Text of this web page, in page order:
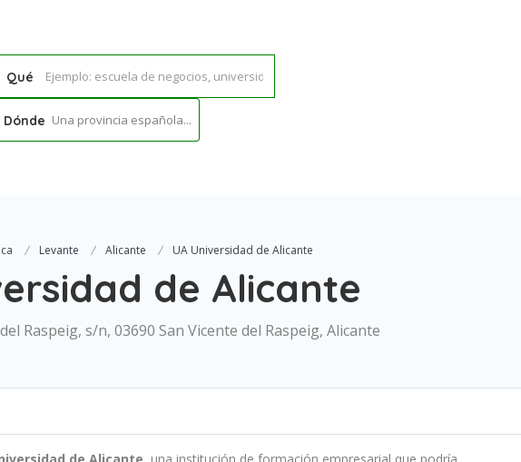
Qué
Dónde Una provincia española...
Levante Alicante UA Universidad de Alicante
de Alicante
Raspeig, s/n, 03690 San Vicente del Raspeig, Alicante